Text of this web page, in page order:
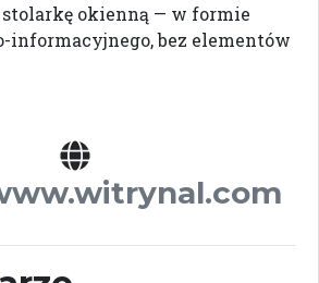
stolarkę okienną — w formie
informacyjnego, bez elementów